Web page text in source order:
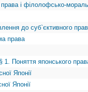
права і філолофсько-
до суб`єктивного
права
японського права
Японії
Японії